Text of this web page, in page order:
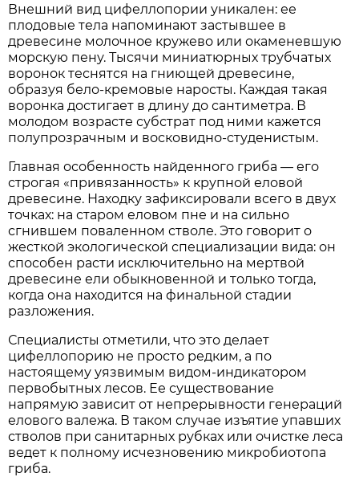
Внешний вид цифеллопории уникален: ее
плодовые тела напоминают застывшее в
древесине молочное кружево или окаменевшую
морскую пену. Тысячи миниатюрных трубчатых
воронок теснятся на гниющей древесине,
образуя бело-кремовые наросты. Каждая такая
воронка достигает в длину до сантиметра. В
молодом возрасте субстрат под ними кажется
полупрозрачным и восковидно-студенистым.
Главная особенность найденного гриба — его
строгая «привязанность» к крупной еловой
древесине. Находку зафиксировали всего в двух
точках: на старом еловом пне и на сильно
сгнившем поваленном стволе. Это говорит о
жесткой экологической специализации вида: он
способен расти исключительно на мертвой
древесине ели обыкновенной и только тогда,
когда она находится на финальной стадии
разложения.
Специалисты отметили, что это делает
цифеллопорию не просто редким, а по
настоящему уязвимым видом-индикатором
первобытных лесов. Ее существование
напрямую зависит от непрерывности генераций
елового валежа. В таком случае изъятие упавших
стволов при санитарных рубках или очистке леса
ведет к полному исчезновению микробиотопа
гриба.